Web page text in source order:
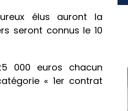
élus auront la
seront connus le 10
000 euros chacun
« 1er contrat